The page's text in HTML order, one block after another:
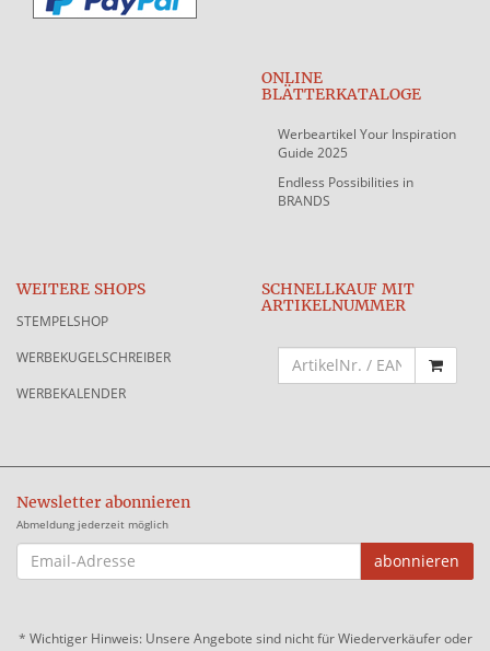
ONLINE
BLÄTTERKATALOGE
Werbeartikel Your Inspiration
Guide 2025
Endless Possibilities in
BRANDS
WEITERE SHOPS
STEMPELSHOP
WERBEKUGELSCHREIBER
WERBEKALENDER
SCHNELLKAUF MIT
ARTIKELNUMMER
Newsletter abonnieren
Abmeldung jederzeit möglich
EMAIL-
ADRESSE
abonnieren
* Wichtiger Hinweis: Unsere Angebote sind nicht für Wiederverkäufer oder